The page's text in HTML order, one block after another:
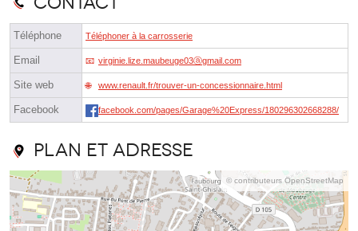
Téléphone Téléphoner à la carrosserie
Email virginie.lize.maubeuge03ⓐgmail.com
Site web www.renault.fr/trouver-un-concessionnaire.html
Facebook facebook.com/pages/Garage%20Express/180296302668288/
Plan et adresse
© contributeurs OpenStreetMap